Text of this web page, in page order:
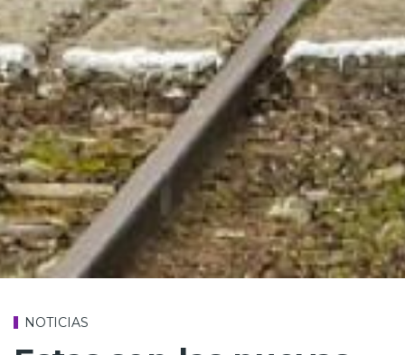
NOTICIAS